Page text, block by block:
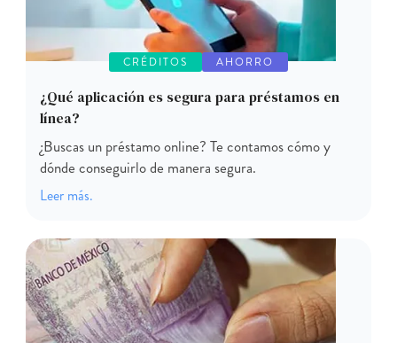
CRÉDITOS AHORRO
¿Qué aplicación es segura para préstamos en
línea?
¿Buscas un préstamo online? Te contamos cómo y
dónde conseguirlo de manera segura.
Leer más.